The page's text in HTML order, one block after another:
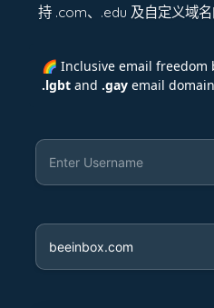
持 .com、.edu 及自定义域名
🌈 Inclusive email freedom
.lgbtand .gayemail